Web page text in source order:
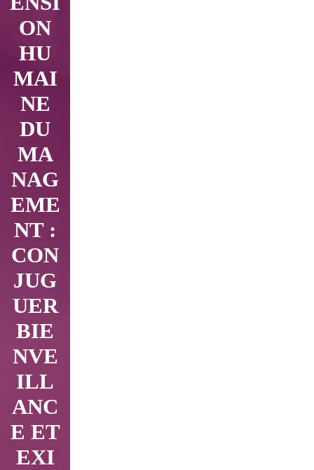
ON
HU
MAI
NE
DU
MA
NAG
EME
NT :
CON
JUG
UER
BIE
NVE
ILL
ANC
E ET
EXI